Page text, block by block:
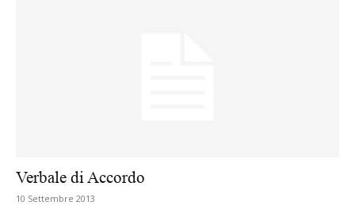
Verbale di Accordo
10 Settembre 2013